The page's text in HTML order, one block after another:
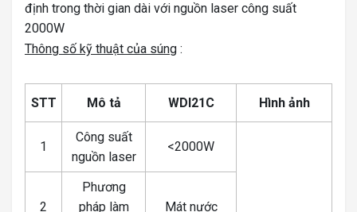
định trong thời gian dài với nguồn laser công suất
2000W
Thông số kỹ thuật của súng :
STT Mô tả WDI21C Hình ảnh
1
Công suất
nguồn laser
<2000W
2
Phương
pháp làm
Mát nước